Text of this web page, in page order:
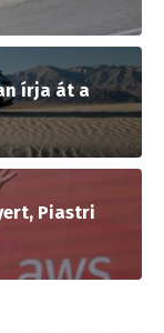
írja át a
Piastri